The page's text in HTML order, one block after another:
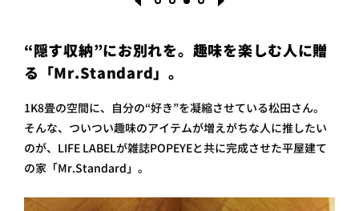
“隠す収納”にお別れを。趣味を楽しむ人に贈
る「Mr.Standard」。
1K8畳の空間に、自分の“好き”を凝縮させている松田さん。
そんな、ついつい趣味のアイテムが増えがちな人に推したい
のが、LIFE LABELが雑誌POPEYEと共に完成させた平屋建て
の家「Mr.Standard」。